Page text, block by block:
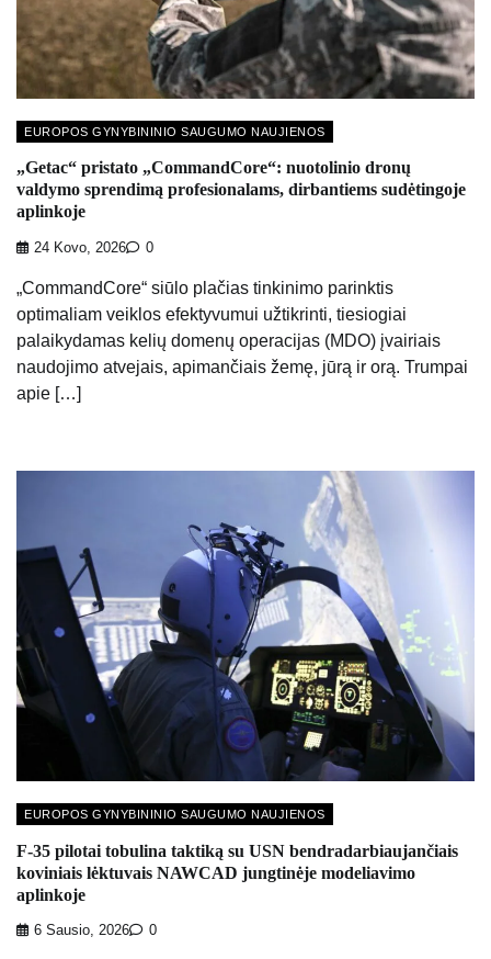
EUROPOS GYNYBININIO SAUGUMO NAUJIENOS
„Getac“ pristato „CommandCore“: nuotolinio dronų
valdymo sprendimą profesionalams, dirbantiems sudėtingoje
aplinkoje
24 Kovo, 2026 0
„CommandCore“ siūlo plačias tinkinimo parinktis
optimaliam veiklos efektyvumui užtikrinti, tiesiogiai
palaikydamas kelių domenų operacijas (MDO) įvairiais
naudojimo atvejais, apimančiais žemę, jūrą ir orą. Trumpai
apie […]
EUROPOS GYNYBININIO SAUGUMO NAUJIENOS
F-35 pilotai tobulina taktiką su USN bendradarbiaujančiais
koviniais lėktuvais NAWCAD jungtinėje modeliavimo
aplinkoje
6 Sausio, 2026 0